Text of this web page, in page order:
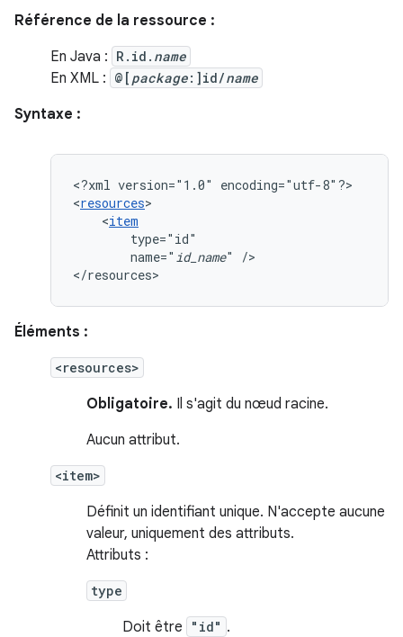
Référence de la ressource :
En Java : R.id. name
En XML : @[ package:]id/name
Syntaxe :
<?xml version="1.0"
encoding="utf-8"?>
<resources
<item
name=" id_name"
/>
</resources>
Éléments :
<resources>
Obligatoire. Il s'agit du nœud racine.
Aucun attribut.
<item>
Définit un identifiant unique. N'accepte aucune
valeur, uniquement des attributs.
Attributs :
type
Doit être "id" .